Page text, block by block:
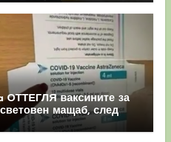
ОТТЕГЛЯ ваксините за
мащаб, след
че те причиняват